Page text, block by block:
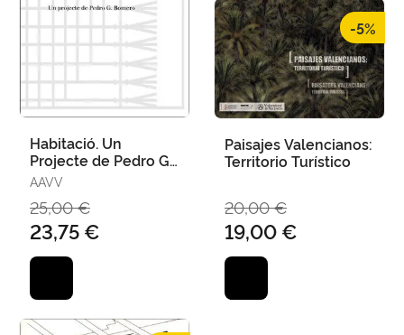
Habitació. Un
Projecte de Pedro G.
Romero
AAVV
25,00 €
23,75 €
-5%
Paisajes Valencianos:
Territorio Turístico
20,00 €
19,00 €